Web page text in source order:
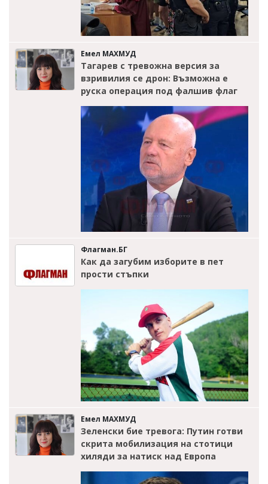
Емел МАХМУД
Тагарев с тревожна версия за
взривилия се дрон: Възможна е
руска операция под фалшив флаг
Флагман.БГ
Как да загубим изборите в пет
прости стъпки
Емел МАХМУД
Зеленски бие тревога: Путин готви
скрита мобилизация на стотици
хиляди за натиск над Европа